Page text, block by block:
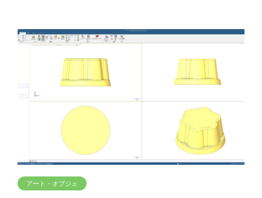
アート・オブジェ